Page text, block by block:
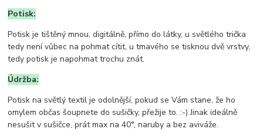
Potisk:
Potisk je tištěný mnou, digitálně, přímo do látky, u světlého trička
tedy není vůbec na pohmat cítit, u tmavého se tisknou dvě vrstvy,
tedy potisk je napohmat trochu znát.
Údržba:
Potisk na světlý textil je odolnější, pokud se Vám stane, že ho
omylem občas šoupnete do sušičky, přežije to. :-) Jinak ideálně
nesušit v sušičce, prát max na 40°, naruby a bez aviváže.